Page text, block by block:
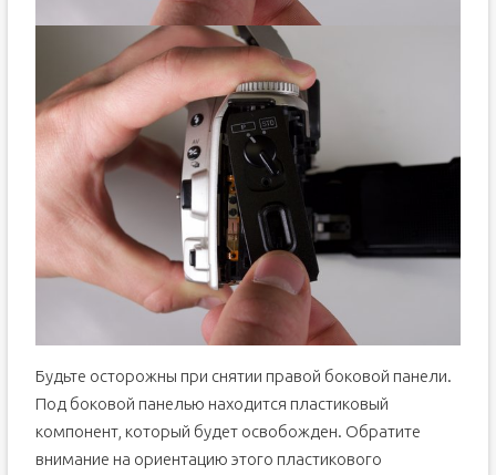
Будьте осторожны при снятии правой боковой панели.
Под боковой панелью находится пластиковый
компонент, который будет освобожден. Обратите
внимание на ориентацию этого пластикового